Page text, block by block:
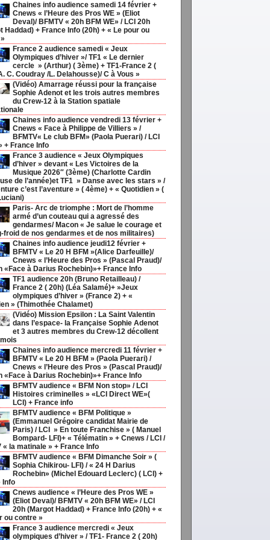
Chaines info audience samedi 14 février +
Cnews « l’Heure des Pros WE » (Eliot
Deval)/ BFMTV « 20h BFM WE» / LCI 20h
Haddad) + France Info (20h) + « Le pour ou
France 2 audience samedi « Jeux
Olympiques d’hiver »/ TF1 « Le dernier
cercle » (Arthur) ( 3ème) + TF1-France 2 (
C. Coudray /L. Delahousse)/ C à Vous »
(Vidéo) Amarrage réussi pour la française
Sophie Adenot et les trois autres membres
du Crew-12 à la Station spatiale
Chaines info audience vendredi 13 février +
Cnews « Face à Philippe de Villiers » /
BFMTV« Le club BFM» (Paola Puerari) / LCI
+ France Info
France 3 audience « Jeux Olympiques
d’hiver » devant « Les Victoires de la
Musique 2026″ (3ème) (Charlotte Cardin
de l’année)et TF1 » Danse avec les stars » /
c’est l’aventure » ( 4ème) + « Quotidien » (
Paris- Arc de triomphe : Mort de l’homme
armé d’un couteau qui a agressé des
gendarmes/ Macon « Je salue le courage et
froid de nos gendarmes et de nos militaires)
Chaines info audience jeudi12 février +
BFMTV « Le 20 H BFM »(Alice Darfeuille)/
Cnews « l’Heure des Pros » (Pascal Praud)/
«Face à Darius Rochebin)»+ France Info
TF1 audience 20h (Bruno Retailleau) /
France 2 ( 20h) (Léa Salamé)+ »Jeux
olympiques d’hiver » (France 2) + «
» (Thimothée Chalamet)
(Vidéo) Mission Epsilon : La Saint Valentin
dans l’espace- la Française Sophie Adenot
et 3 autres membres du Crew-12 décollent
Chaines info audience mercredi 11 février +
BFMTV « Le 20 H BFM » (Paola Puerari) /
Cnews « l’Heure des Pros » (Pascal Praud)/
«Face à Darius Rochebin)»+ France Info
BFMTV audience « BFM Non stop» / LCI
Histoires criminelles » «LCI Direct WE»(
LCI) + France info
BFMTV audience « BFM Politique »
(Emmanuel Grégoire candidat Mairie de
Paris) / LCI » En toute Franchise » ( Manuel
Bompard- LFI)+ « Télématin » + Cnews / LCI /
« la matinale » + France Info
BFMTV audience « BFM Dimanche Soir » (
Sophia Chikirou- LFI) / « 24 H Darius
Rochebin» (Michel Edouard Leclerc) ( LCI) +
Info
Cnews audience « l’Heure des Pros WE »
(Eliot Deval)/ BFMTV « 20h BFM WE» / LCI
20h (Margot Haddad) + France Info (20h) + «
ou contre »
France 3 audience mercredi « Jeux
olympiques d’hiver » / TF1- France 2 ( 20h)